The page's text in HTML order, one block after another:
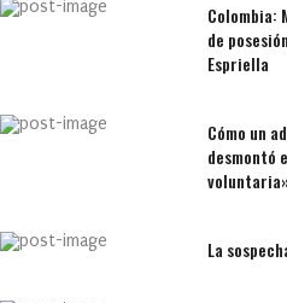
Colombia:
de
Espriella
Cómo un
desmontó
La